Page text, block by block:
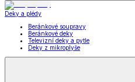
Deky a plédy
Beránkové soupravy
Beránkové deky
Televizní deky a pytle
Deky z mikroplyše